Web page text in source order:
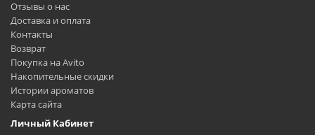
Отзывы о нас
Доставка и оплата
Контакты
Возврат
Покупка на Avito
Накопительные скидки
Истории ароматов
Карта сайта
Личный Кабинет